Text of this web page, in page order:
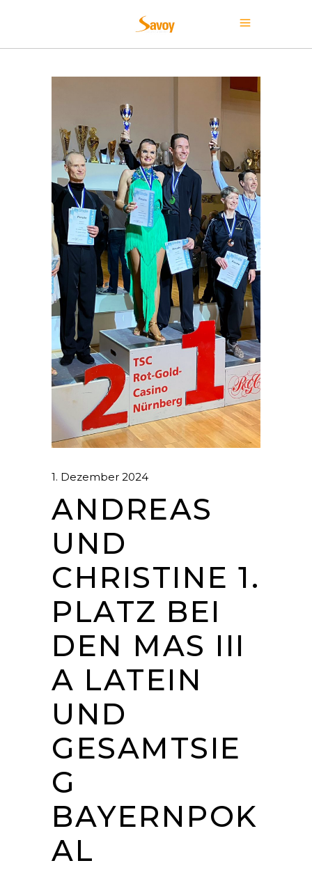
1. Dezember 2024
ANDREAS
UND
CHRISTINE 1.
PLATZ BEI
DEN MAS III
A LATEIN
UND
GESAMTSIE
G
BAYERNPOK
AL